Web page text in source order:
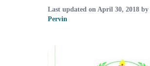
Last updated on April 30, 2018 by
Pervin